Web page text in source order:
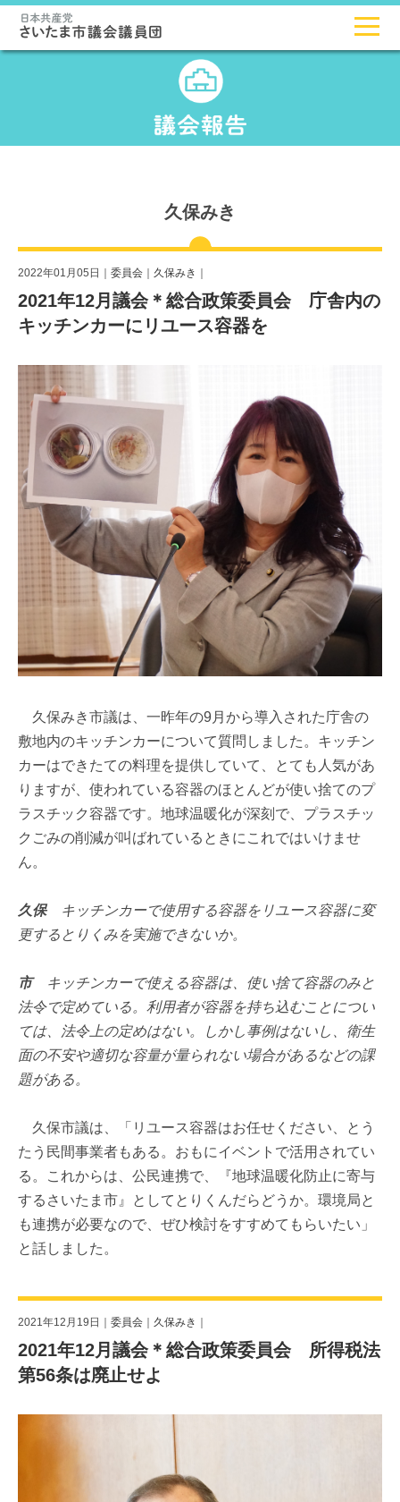
久保みき
2022年01月05日｜ 委員会 久保みき
2021年12月議会＊総合政策委員会 庁舎内の
キッチンカーにリユース容器を
久保みき市議は、一昨年の9月から導入された庁舎の
敷地内のキッチンカーについて質問しました。キッチン
カーはできたての料理を提供していて、とても人気があ
りますが、使われている容器のほとんどが使い捨てのプ
ラスチック容器です。地球温暖化が深刻で、プラスチッ
クごみの削減が叫ばれているときにこれではいけませ
ん。
久保キッチンカーで使用する容器をリユース容器に変
更するとりくみを実施できないか。
市キッチンカーで使える容器は、使い捨て容器のみと
法令で定めている。利用者が容器を持ち込むことについ
ては、法令上の定めはない。しかし事例はないし、衛生
面の不安や適切な容量が量られない場合があるなどの課
題がある。
久保市議は、「リユース容器はお任せください、とう
たう民間事業者もある。おもにイベントで活用されてい
る。これからは、公民連携で、『地球温暖化防止に寄与
するさいたま市』としてとりくんだらどうか。環境局と
も連携が必要なので、ぜひ検討をすすめてもらいたい」
と話しました。
2021年12月19日｜ 委員会 ｜ 久保みき ｜
2021年12月議会＊総合政策委員会 所得税法
第56条は廃止せよ